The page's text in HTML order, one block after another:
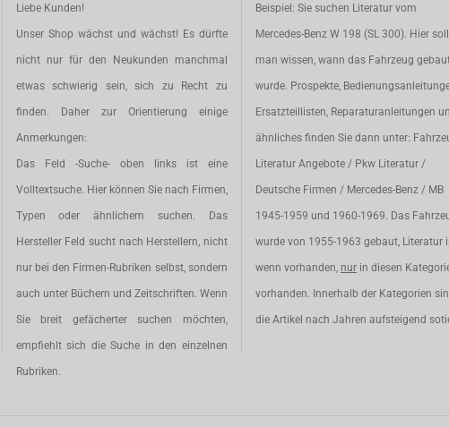
Liebe Kunden!
Unser Shop wächst und wächst! Es dürfte
nicht nur für den Neukunden manchmal
etwas schwierig sein, sich zu Recht zu
finden. Daher zur Orientierung einige
Anmerkungen:
Das Feld -Suche- oben links ist eine
Volltextsuche. Hier können Sie nach Firmen,
Typen oder ähnlichem suchen. Das
Hersteller Feld sucht nach Herstellern, nicht
nur bei den Firmen-Rubriken selbst, sondern
auch unter Büchern und Zeitschriften. Wenn
Sie breit gefächerter suchen möchten,
empfiehlt sich die Suche in den einzelnen
Rubriken.
Beispiel: Sie suchen Literatur vom
Mercedes-Benz W 198 (SL 300). Hier
man wissen, wann das Fahrzeug
wurde. Prospekte,
Ersatzteillisten, Reparaturanleitungen
ähnliches finden Sie dann unter:
Literatur Angebote / Pkw Literatur /
Deutsche Firmen / Mercedes-Benz / MB
1945-1959 und 1960-1969. Das
wurde von 1955-1963 gebaut, Literatur
wenn vorhanden, nur in diesen
vorhanden. Innerhalb der Kategorien
die Artikel nach Jahren aufsteigend